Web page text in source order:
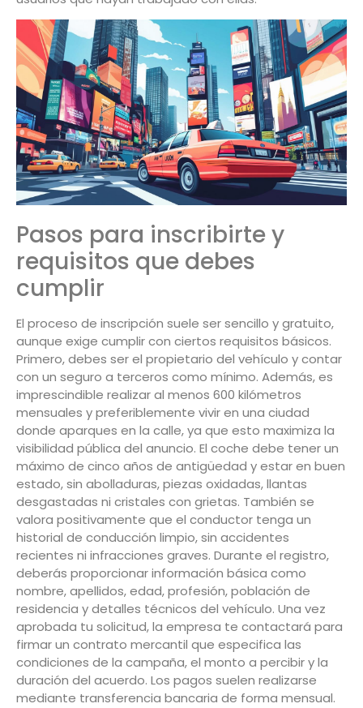
Pasos para inscribirte y
requisitos que debes
cumplir
El proceso de inscripción suele ser sencillo y gratuito,
aunque exige cumplir con ciertos requisitos básicos.
Primero, debes ser el propietario del vehículo y contar
con un seguro a terceros como mínimo. Además, es
imprescindible realizar al menos 600 kilómetros
mensuales y preferiblemente vivir en una ciudad
donde aparques en la calle, ya que esto maximiza la
visibilidad pública del anuncio. El coche debe tener un
máximo de cinco años de antigüedad y estar en buen
estado, sin abolladuras, piezas oxidadas, llantas
desgastadas ni cristales con grietas. También se
valora positivamente que el conductor tenga un
historial de conducción limpio, sin accidentes
recientes ni infracciones graves. Durante el registro,
deberás proporcionar información básica como
nombre, apellidos, edad, profesión, población de
residencia y detalles técnicos del vehículo. Una vez
aprobada tu solicitud, la empresa te contactará para
firmar un contrato mercantil que especifica las
condiciones de la campaña, el monto a percibir y la
duración del acuerdo. Los pagos suelen realizarse
mediante transferencia bancaria de forma mensual.